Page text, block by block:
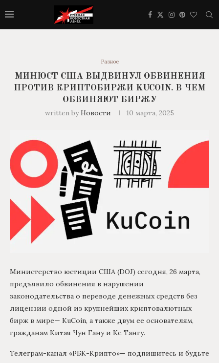
Разное
МИНЮСТ США ВЫДВИНУЛ ОБВИНЕНИЯ
ПРОТИВ КРИПТОБИРЖИ KUCOIN. В ЧЕМ
ОБВИНЯЮТ БИРЖУ
written byНовости 10 марта, 2025
Министерство юстиции США (DOJ) сегодня, 26 марта,
предъявило обвинения в нарушении
законодательства о переводе денежных средств без
лицензии одной из крупнейших криптовалютных
бирж в мире— KuCoin, а также двум ее основателям,
гражданам Китая Чун Гану и Ке Тангу.
Телеграм-канал «РБК-Крипто»— подпишитесь и будьте